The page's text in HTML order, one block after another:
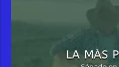
LA MÁS